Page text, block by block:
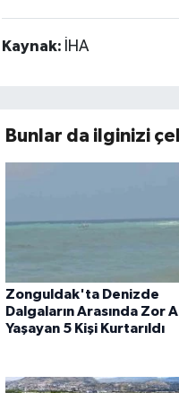
Kaynak: İHA
Bunlar da ilginizi
Zonguldak'ta Denizde
Dalgaların Arasında Zor
Yaşayan 5 Kişi Kurtarıldı